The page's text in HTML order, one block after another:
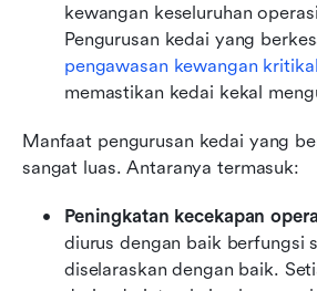
kewangan keseluruhan
pengawasan kewangan kritikal
memastikan kedai kekal
Manfaat pengurusan kedai yang
sangat luas. Antaranya termasuk:
Peningkatan kecekapan
diurus dengan baik berfungsi
diselaraskan dengan baik.